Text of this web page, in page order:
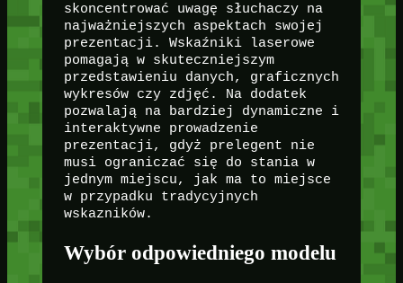
skoncentrować uwagę słuchaczy na
najważniejszych aspektach swojej
prezentacji. Wskaźniki laserowe
pomagają w skuteczniejszym
przedstawieniu danych, graficznych
wykresów czy zdjęć. Na dodatek
pozwalają na bardziej dynamiczne i
interaktywne prowadzenie
prezentacji, gdyż prelegent nie
musi ograniczać się do stania w
jednym miejscu, jak ma to miejsce
w przypadku tradycyjnych
wskazników.
Wybór odpowiedniego modelu